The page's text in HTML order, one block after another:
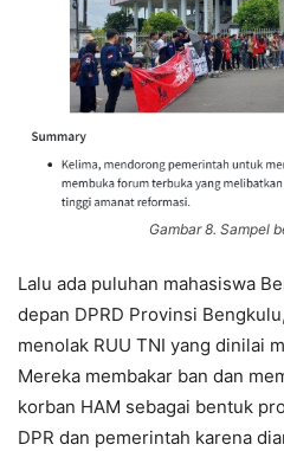
Gambar 8. Sampel
Lalu ada puluhan mahasiswa
depan DPRD Provinsi
menolak RUU TNI yang dinilai
Mereka membakar ban dan
korban HAM sebagai bentuk
DPR dan pemerintah karena